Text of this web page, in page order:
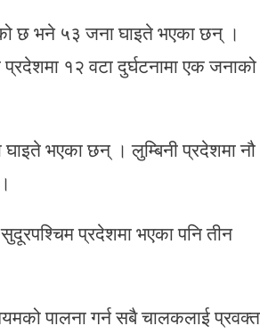
छ भने ५३ जना घाइते भएका छन् ।
१२ वटा दुर्घटनामा एक जनाको
भएका छन् । लुम्बिनी प्रदेशमा नौ
प्रदेशमा भएका पनि तीन
पालना गर्न सबै चालकलाई